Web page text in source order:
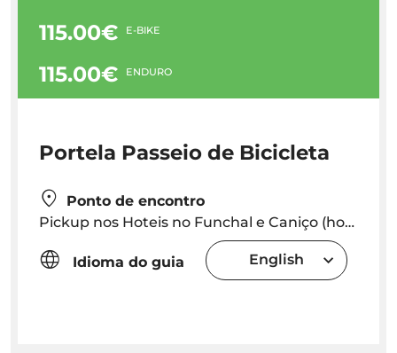
115.00€ E-BIKE
115.00€ ENDURO
Portela Passeio de Bicicleta
Ponto de encontro
Pickup nos Hoteis no Funchal e Caniço (hora exata do pickup será fornecida dependendo da localização do hotel) O Ponto de Encontro no Caniço (Endereço: Caminho Cais da Oliveira 11A, 9125-028 Caniço de Baixo) Caniço
Idioma do guia English